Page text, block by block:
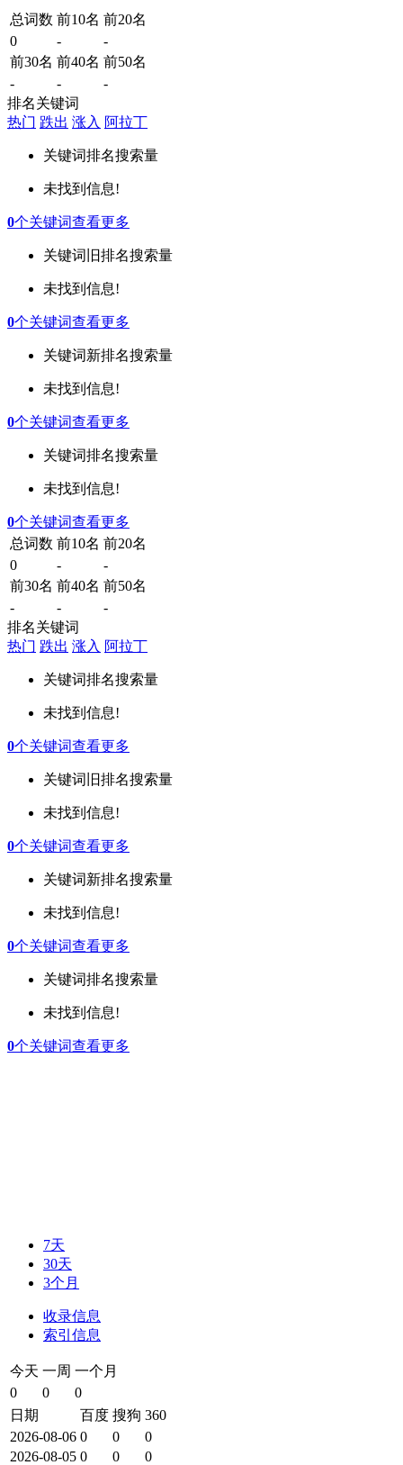
总词数 前10名 前20名
0
-
-
前30名 前40名 前50名
-
-
-
排名关键词
热门 跌出 涨入 阿拉丁
关键词排名搜索量
未找到信息!
0个关键词查看更多
关键词 旧排名搜索量
未找到信息!
0个关键词查看更多
关键词新排名搜索量
未找到信息!
0个关键词查看更多
关键词排名搜索量
未找到信息!
0个关键词查看更多
总词数 前10名 前20名
0
-
-
前30名 前40名 前50名
-
-
-
排名关键词
热门 跌出 涨入 阿拉丁
关键词排名搜索量
未找到信息!
0个关键词查看更多
关键词 旧排名搜索量
未找到信息!
0个关键词查看更多
关键词新排名搜索量
未找到信息!
0个关键词查看更多
关键词排名搜索量
未找到信息!
0个关键词查看更多
7天
30天
3个月
收录信息
索引信息
今天 一周 一个月
0
0
0
日期
百度 搜狗 360
2026-08-06 0 0
0
2026-08-05 0 0
0